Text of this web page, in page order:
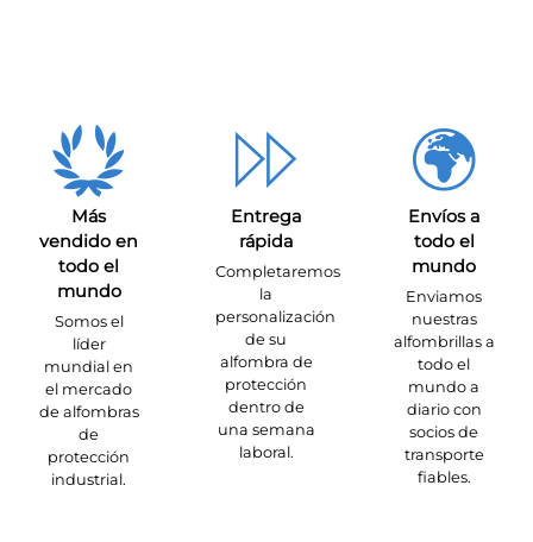
Más
vendido en
todo el
mundo
Somos el
líder
mundial en
el mercado
de alfombras
de
protección
industrial.
Entrega
rápida
Completaremos
la
personalización
de su
alfombra de
protección
dentro de
una semana
laboral.
Envíos a
todo el
mundo
Enviamos
nuestras
alfombrillas a
todo el
mundo a
diario con
socios de
transporte
fiables.